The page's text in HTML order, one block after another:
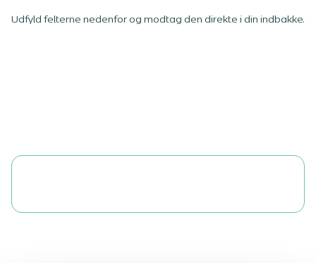
Udfyld felterne nedenfor og modtag den direkte i din indbakke.